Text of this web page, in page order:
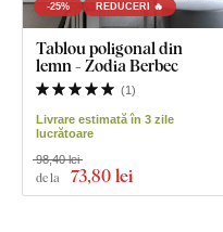
-25% REDUCERI 🔥
Tablou poligonal din
lemn - Zodia Berbec
(1)
Livrare estimată în 3 zile
lucrătoare
de la 73,80 lei
98,40 lei